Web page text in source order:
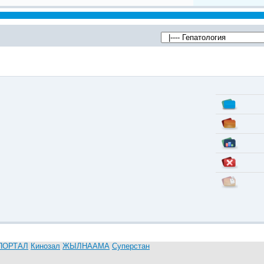
Кинозал ЖЫЛНААМА Суперстан